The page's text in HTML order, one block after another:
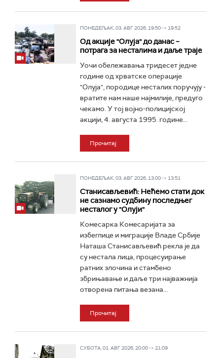
ПОНЕДЕЉАК, 03. АВГ 2026, 19:50 -> 19:52
Од акције "Олуја" до данас –
потрага за несталима и даље траје
Уочи обележавања тридесет једне
године од хрватске операције
"Олуја", породице несталих поручују -
вратите нам наше најмилије, предуго
чекамо. У тој војно-полицијској
акцији, 4. августа 1995. године...
Прочитај
ПОНЕДЕЉАК, 03. АВГ 2026, 13:00 -> 13:51
Станисављевић: Нећемо стати док
не сазнамо судбину последњег
несталог у "Олуји"
Комесарка Комесаријата за
избеглице и миграције Владе Србије
Наташа Станисављевић рекла је да
су несталa лица, процесуирање
ратних злочина и стамбено
збрињавање и даље три најважнија
отворена питања везана...
Прочитај
СУБОТА, 01. АВГ 2026, 20:00 -> 21:09